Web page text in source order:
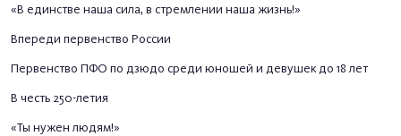
«В единстве наша сила, в стремлении наша жизнь!»
Впереди первенство России
Первенство ПФО по дзюдо среди юношей и девушек до 18 лет
В честь 250-летия
«Ты нужен людям!»